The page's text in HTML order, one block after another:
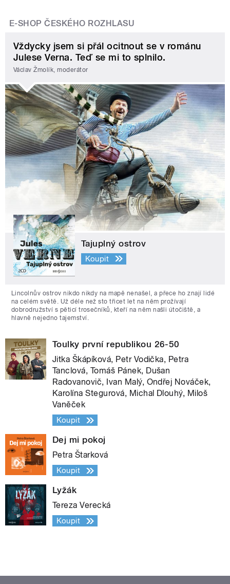
E-SHOP ČESKÉHO ROZHLASU
Vždycky jsem si přál ocitnout se v románu
Julese Verna. Teď se mi to splnilo.
Václav Žmolík, moderátor
Tajuplný ostrov
Koupit
Lincolnův ostrov nikdo nikdy na mapě nenašel, a přece ho znají lidé
na celém světě. Už déle než sto třicet let na něm prožívají
dobrodružství s pěticí trosečníků, kteří na něm našli útočiště, a
hlavně nejedno tajemství.
Toulky první republikou 26-50
Jitka Škápíková, Petr Vodička, Petra
Tanclová, Tomáš Pánek, Dušan
Radovanovič, Ivan Malý, Ondřej Nováček,
Karolína Stegurová, Michal Dlouhý, Miloš
Vaněček
Koupit
Dej mi pokoj
Petra Štarková
Koupit
Lyžák
Tereza Verecká
Koupit